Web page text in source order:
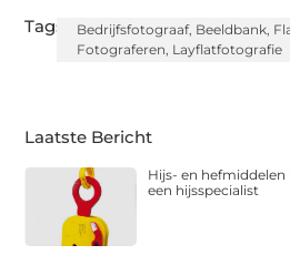
Tags: Bedrijfsfotograaf, Beeldbank,
Fotograferen, Layflatfotografie
Laatste Bericht
Hijs- en
een hijsspecialist